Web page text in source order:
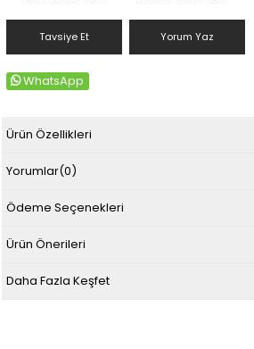
Tavsiye Et Yorum Yaz
WhatsApp
Ürün Özellikleri
Yorumlar(0)
Ödeme Seçenekleri
Ürün Önerileri
Daha Fazla Keşfet